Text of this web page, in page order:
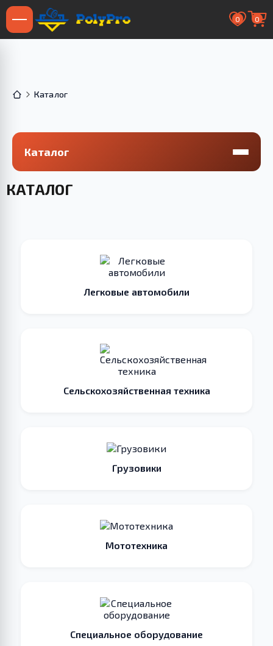
0 0
Каталог
Каталог
КАТАЛОГ
Легковые автомобили
Сельскохозяйственная техника
Грузовики
Мототехника
Специальное оборудование